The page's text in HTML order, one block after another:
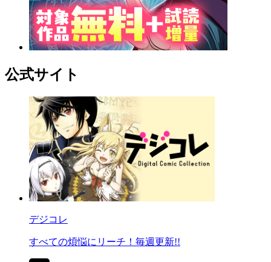
公式サイト
デジコレ
すべての煩悩にリーチ！毎週更新!!